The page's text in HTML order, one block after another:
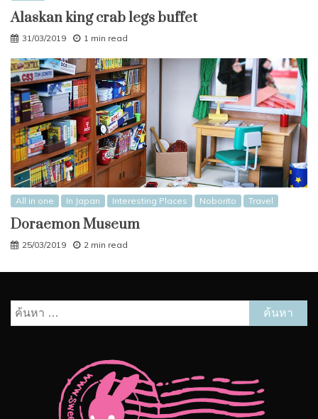
Alaskan king crab legs buffet
31/03/2019 1 min read
All in one In Japan Interesting Places Noborito Travel
Doraemon Museum
25/03/2019 2 min read
ค้นหา
สำหรับ: